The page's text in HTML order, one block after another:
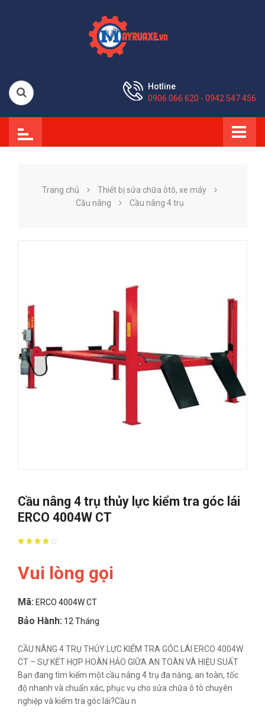
Hotline
0906 066 620 - 0942 547 456
Trang chủ
Thiết bị sửa chữa ôtô, xe máy
Cầu nâng
Cầu nâng 4 trụ
Cầu nâng 4 trụ thủy lực kiểm tra góc lái
ERCO 4004W CT
Vui lòng gọi
Mã: ERCO 4004W CT
Bảo Hành: 12 Tháng
CẦU NÂNG 4 TRỤ THỦY LỰC KIỂM TRA GÓC LÁI ERCO 4004W
CT – SỰ KẾT HỢP HOÀN HẢO GIỮA AN TOÀN VÀ HIỆU SUẤT
Bạn đang tìm kiếm một cầu nâng 4 trụ đa năng, an toàn, tốc
độ nhanh và chuẩn xác, phục vụ cho sửa chữa ô tô chuyên
nghiệp và kiểm tra góc lái?Cầu n